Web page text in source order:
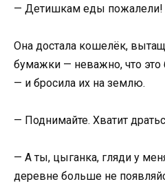
— Детишкам еды пожалели!
Она достала кошелёк,
бумажки — неважно, что
— и бросила их на землю.
— Поднимайте. Хватит
— А ты, цыганка, гляди у
деревне больше не